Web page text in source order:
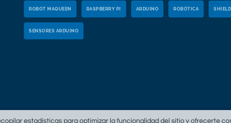
ROBOT MAQUEEN RASPBERRY PI ARDUINO ROBÓTICA
SENSORES ARDUINO
estadísticas para optimizar la funcionalidad del sitio y ofrecerte